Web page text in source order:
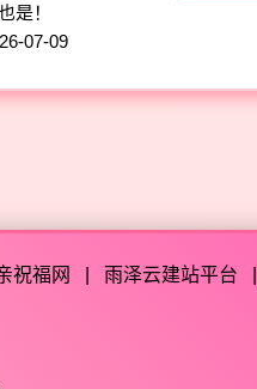
是！
07-09
祝福网 雨泽云建站平台